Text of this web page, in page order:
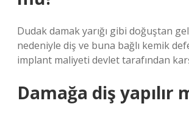
Dudak damak yarığı gibi doğuştan
nedeniyle diş ve buna bağlı kemik
implant maliyeti devlet tarafından
Damağa diş yapılır